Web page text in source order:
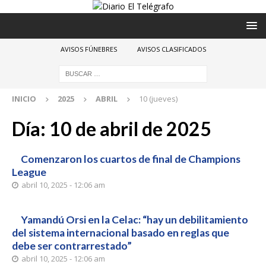
AVISOS FÚNEBRES AVISOS CLASIFICADOS
INICIO 2025 ABRIL 10 (jueves)
Día: 10 de abril de 2025
Comenzaron los cuartos de final de Champions
League
abril 10, 2025 - 12:06 am
Yamandú Orsi en la Celac: “hay un debilitamiento
del sistema internacional basado en reglas que
debe ser contrarrestado”
abril 10, 2025 - 12:06 am